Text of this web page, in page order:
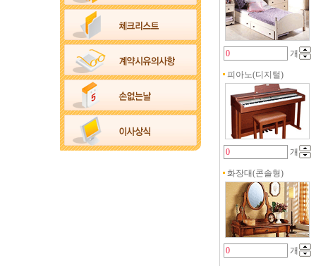
개
피아노(디지털)
개
화장대(콘솔형)
개